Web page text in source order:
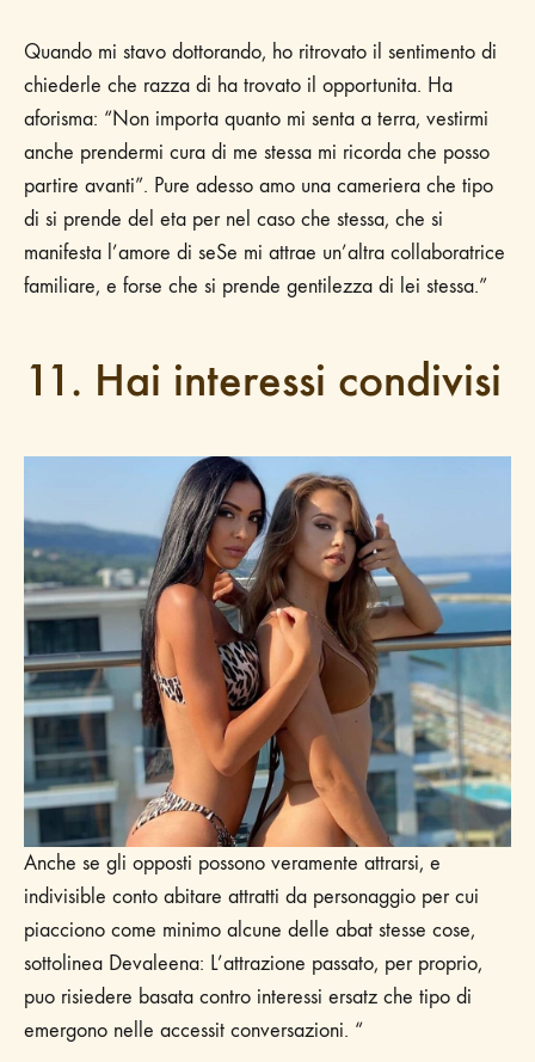
Quando mi stavo dottorando, ho ritrovato il sentimento di
chiederle che razza di ha trovato il opportunita. Ha
aforisma: “Non importa quanto mi senta a terra, vestirmi
anche prendermi cura di me stessa mi ricorda che posso
partire avanti”. Pure adesso amo una cameriera che tipo
di si prende del eta per nel caso che stessa, che si
manifesta l’amore di seSe mi attrae un’altra collaboratrice
familiare, e forse che si prende gentilezza di lei stessa.”
11. Hai interessi condivisi
Anche se gli opposti possono veramente attrarsi, e
indivisible conto abitare attratti da personaggio per cui
piacciono come minimo alcune delle abat stesse cose,
sottolinea Devaleena: L’attrazione passato, per proprio,
puo risiedere basata contro interessi ersatz che tipo di
emergono nelle accessit conversazioni. “